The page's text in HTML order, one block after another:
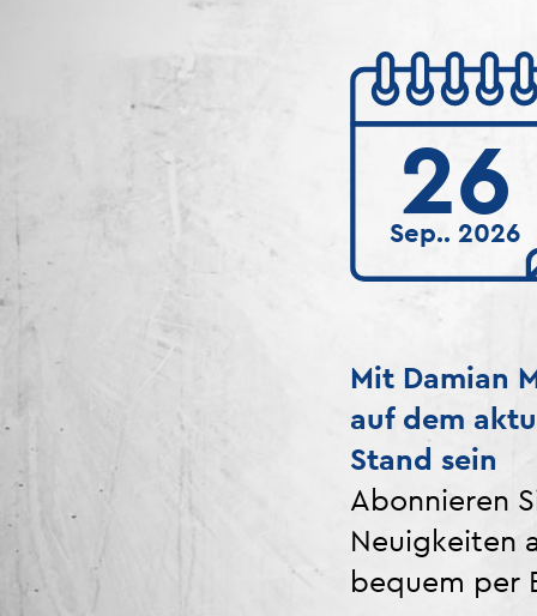
26
Sep.. 2026
Mit Damian
auf dem
Stand sein
Abonnieren
Neuigkeiten
bequem per